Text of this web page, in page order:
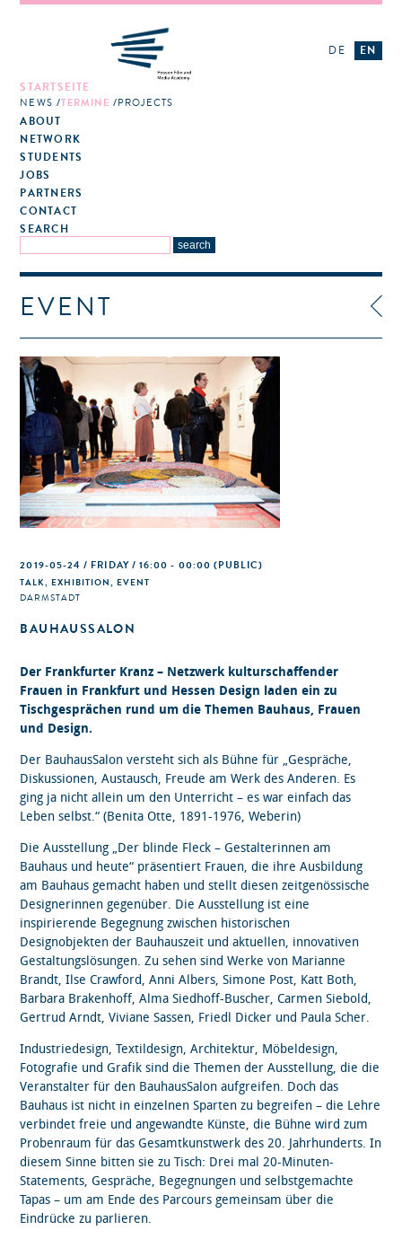
STARTSEITE
NEWS TERMINE PROJECTS
ABOUT
NETWORK
STUDENTS
JOBS
PARTNERS
CONTACT
SEARCH
DE EN
EVENT
2019-05-24 / FRIDAY / 16:00 - 00:00 (PUBLIC)
TALK, EXHIBITION, EVENT
DARMSTADT
BAUHAUSSALON
Der Frankfurter Kranz – Netzwerk kulturschaffender
Frauen in Frankfurt und Hessen Design laden ein zu
Tischgesprächen rund um die Themen Bauhaus, Frauen
und Design.
Der BauhausSalon versteht sich als Bühne für „Gespräche,
Diskussionen, Austausch, Freude am Werk des Anderen. Es
ging ja nicht allein um den Unterricht – es war einfach das
Leben selbst.“ (Benita Otte, 1891-1976, Weberin)
Die Ausstellung „Der blinde Fleck – Gestalterinnen am
Bauhaus und heute“ präsentiert Frauen, die ihre Ausbildung
am Bauhaus gemacht haben und stellt diesen zeitgenössische
Designerinnen gegenüber. Die Ausstellung ist eine
inspirierende Begegnung zwischen historischen
Designobjekten der Bauhauszeit und aktuellen, innovativen
Gestaltungslösungen. Zu sehen sind Werke von Marianne
Brandt, Ilse Crawford, Anni Albers, Simone Post, Katt Both,
Barbara Brakenhoff, Alma Siedhoff-Buscher, Carmen Siebold,
Gertrud Arndt, Viviane Sassen, Friedl Dicker und Paula Scher.
Industriedesign, Textildesign, Architektur, Möbeldesign,
Fotografie und Grafik sind die Themen der Ausstellung, die die
Veranstalter für den BauhausSalon aufgreifen. Doch das
Bauhaus ist nicht in einzelnen Sparten zu begreifen – die Lehre
verbindet freie und angewandte Künste, die Bühne wird zum
Probenraum für das Gesamtkunstwerk des 20. Jahrhunderts. In
diesem Sinne bitten sie zu Tisch: Drei mal 20-Minuten-
Statements, Gespräche, Begegnungen und selbstgemachte
Tapas – um am Ende des Parcours gemeinsam über die
Eindrücke zu parlieren.